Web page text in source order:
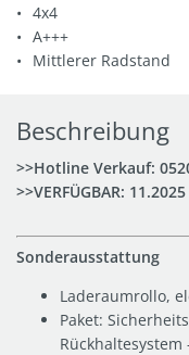
4x4
A+++
Mittlerer Radstand
Beschreibung
>>Hotline Verkauf:
>>VERFÜGBAR: 11.2025
Sonderausstattung
Laderaumrollo,
Paket: